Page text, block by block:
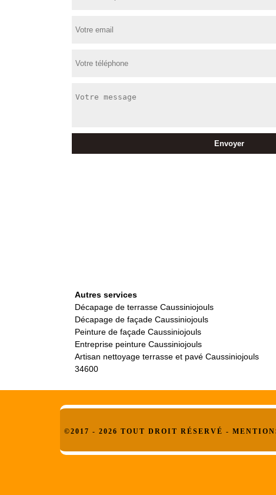
Autres services
Décapage de terrasse Caussiniojouls
Décapage de façade Caussiniojouls
Peinture de façade Caussiniojouls
Entreprise peinture Caussiniojouls
Artisan nettoyage terrasse et pavé Caussiniojouls
34600
©2017 - 2026 TOUT DROIT RÉSERVÉ -